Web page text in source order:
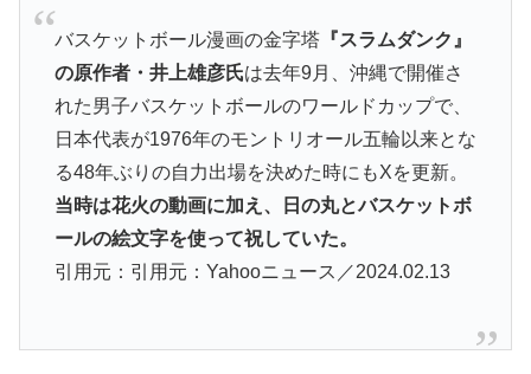
バスケットボール漫画の金字塔『スラムダンク』
の原作者・井上雄彦氏は去年9月、沖縄で開催さ
れた男子バスケットボールのワールドカップで、
日本代表が1976年のモントリオール五輪以来とな
る48年ぶりの自力出場を決めた時にもXを更新。
当時は花火の動画に加え、日の丸とバスケットボ
ールの絵文字を使って祝していた。
引用元：引用元：Yahooニュース／2024.02.13